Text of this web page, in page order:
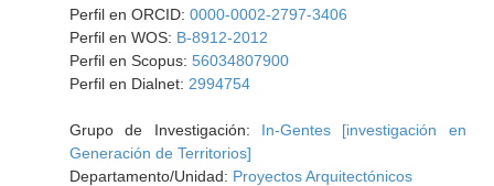
Perfil en ORCID: 0000-0002-2797-3406
Perfil en WOS: B-8912-2012
Perfil en Scopus: 56034807900
Perfil en Dialnet: 2994754
Grupo de Investigación: In-Gentes [investigación en
Generación de Territorios]
Departamento/Unidad: Proyectos Arquitectónicos